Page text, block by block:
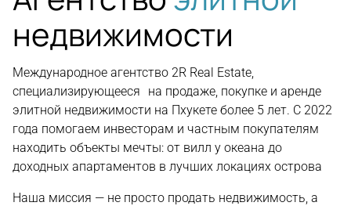
недвижимости
Международное агентство 2R Real Estate,
специализирующееся на продаже, покупке и аренде
элитной недвижимости на Пхукете более 5 лет. С 2022
года помогаем инвесторам и частным покупателям
находить объекты мечты: от вилл у океана до
доходных апартаментов в лучших локациях острова
Наша миссия — не просто продать недвижимость, а